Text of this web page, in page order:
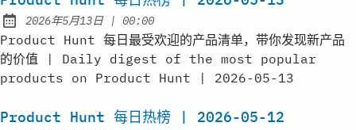
Published:
2026年5月13日| at
00:00
Product Hunt 每日最受欢迎的产品清单，带你发现新产品
的价值 | Daily digest of the most popular
products on Product Hunt | 2026-05-13
Product Hunt 每日热榜 | 2026-05-12